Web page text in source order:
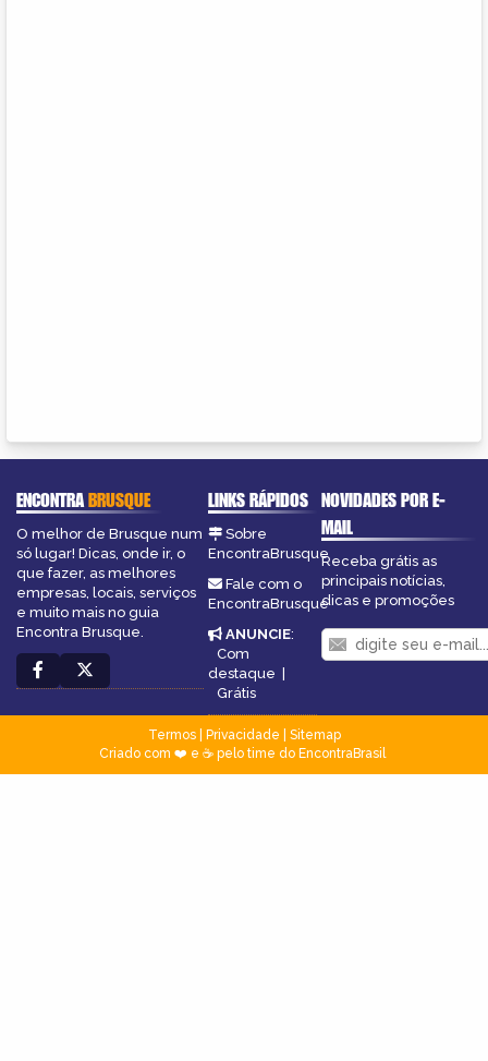
ENCONTRABRUSQUE
O melhor de Brusque num
só lugar! Dicas, onde ir, o
que fazer, as melhores
empresas, locais, serviços
e muito mais no guia
Encontra Brusque.
LINKS RÁPIDOS
Sobre
EncontraBrusque
Fale com o
EncontraBrusque
ANUNCIE:
Com
destaque |
Grátis
NOVIDADES POR E-
MAIL
Receba grátis as
principais notícias,
dicas e promoções
Termos| Privacidade
Sitemap
Criado com ❤️ e ☕ pelo time do EncontraBrasil